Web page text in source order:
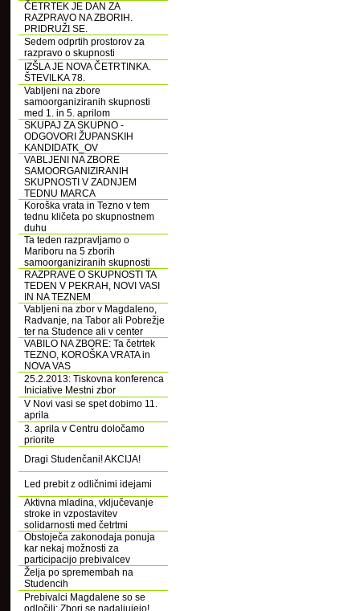
ČETRTEK JE DAN ZA
RAZPRAVO NA ZBORIH.
PRIDRUŽI SE.
Sedem odprtih prostorov za
razpravo o skupnosti
IZŠLA JE NOVA ČETRTINKA.
ŠTEVILKA 78.
Vabljeni na zbore
samoorganiziranih skupnosti
med 1. in 5. aprilom
SKUPAJ ZA SKUPNO -
ODGOVORI ŽUPANSKIH
KANDIDATK_OV
VABLJENI NA ZBORE
SAMOORGANIZIRANIH
SKUPNOSTI V ZADNJEM
TEDNU MARCA
Koroška vrata in Tezno v tem
tednu kličeta po skupnostnem
duhu
Ta teden razpravljamo o
Mariboru na 5 zborih
samoorganiziranih skupnosti
RAZPRAVE O SKUPNOSTI TA
TEDEN V PEKRAH, NOVI VASI
IN NA TEZNEM
Vabljeni na zbor v Magdaleno,
Radvanje, na Tabor ali Pobrežje
ter na Studence ali v center
VABILO NA ZBORE: Ta četrtek
TEZNO, KOROŠKA VRATA in
NOVA VAS
25.2.2013: Tiskovna konferenca
Iniciative Mestni zbor
V Novi vasi se spet dobimo 11.
aprila
3. aprila v Centru določamo
priorite
Dragi Studenčani! AKCIJA!
Led prebit z odličnimi idejami
Aktivna mladina, vključevanje
stroke in vzpostavitev
solidarnosti med četrtmi
Obstoječa zakonodaja ponuja
kar nekaj možnosti za
participacijo prebivalcev
Želja po spremembah na
Studencih
Prebivalci Magdalene so se
odločili: Zbori se nadaljujejo!